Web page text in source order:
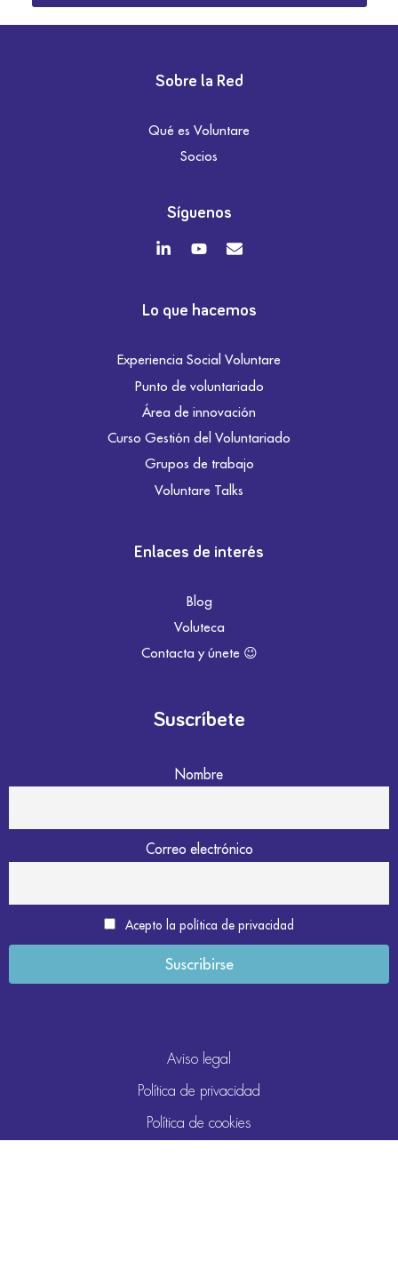
Sobre la Red
Qué es Voluntare
Socios
Síguenos
Lo que hacemos
Experiencia Social Voluntare
Punto de voluntariado
Área de innovación
Curso Gestión del Voluntariado
Grupos de trabajo
Voluntare Talks
Enlaces de interés
Blog
Voluteca
Contacta y únete 😉
Suscríbete
Nombre
Correo electrónico
Acepto la política de privacidad
Aviso legal
Política de privacidad
Política de cookies